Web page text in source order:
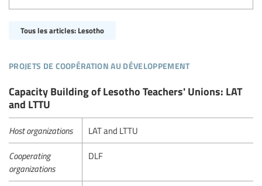
Tous les articles: Lesotho
projets de coopération au développement
Capacity Building of Lesotho Teachers' Unions: LAT
and LTTU
Host organizations LAT and LTTU
Cooperating
organizations
DLF